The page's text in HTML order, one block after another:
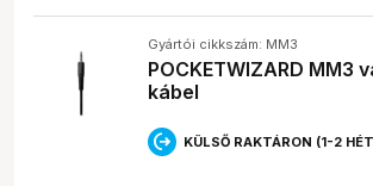
Gyártói cikkszám: MM3
POCKETWIZARD MM3
kábel
KÜLSŐ RAKTÁRON (1-2